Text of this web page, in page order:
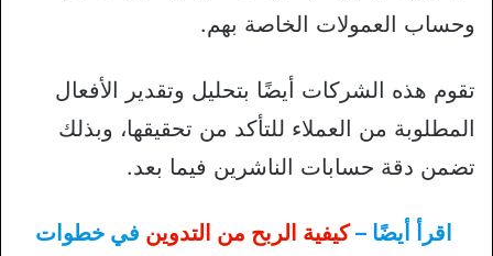
وحساب العمولات الخاصة بهم.
تقوم هذه الشركات أيضًا بتحليل وتقدير الأفعال
المطلوبة من العملاء للتأكد من تحقيقها، وبذلك
تضمن دقة حسابات الناشرين فيما بعد.
اقرأ أيضًا –كيفية الربح من التدوين في خطوات